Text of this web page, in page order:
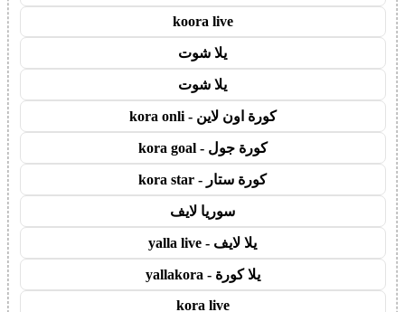
koora live
يلا شوت
يلا شوت
كورة اون لاين - kora onli
كورة جول - kora goal
كورة ستار - kora star
سوريا لايف
يلا لايف - yalla live
يلا كورة - yallakora
kora live